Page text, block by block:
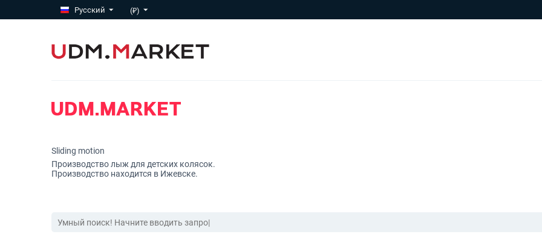
Русский (₽)
Sliding motion
Производство лыж для детских колясок.
Производство находится в Ижевске.